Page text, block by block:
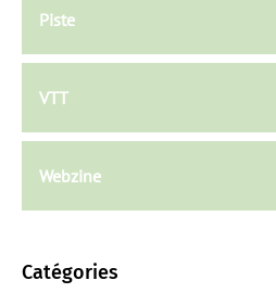
Piste
VTT
Webzine
Catégories